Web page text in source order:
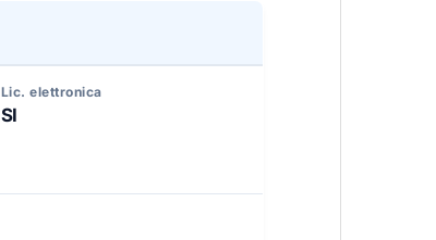
Lic. elettronica
SI